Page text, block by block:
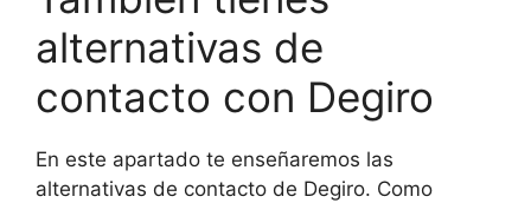
alternativas de
contacto con Degiro
En este apartado te enseñaremos las
alternativas de contacto de Degiro. Como